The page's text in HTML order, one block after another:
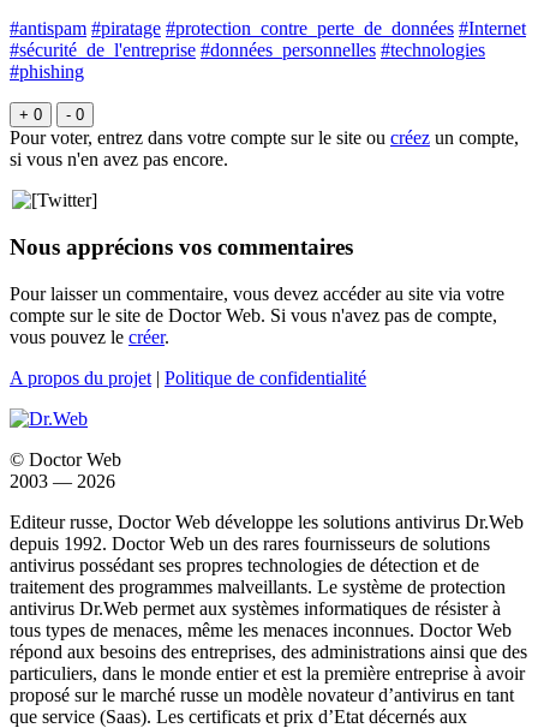
#antispam #piratage #protection_contre_perte_de_données #Internet
#sécurité_de_l'entreprise #données_personnelles #technologies
#phishing
+ 0 - 0
Pour voter, entrez dans votre compte sur le site ou créez un compte,
si vous n'en avez pas encore.
Nous apprécions vos commentaires
Pour laisser un commentaire, vous devez accéder au site via votre
compte sur le site de Doctor Web. Si vous n'avez pas de compte,
vous pouvez le créer.
A propos du projet | Politique de confidentialité
© Doctor Web
2003 — 2026
Editeur russe, Doctor Web développe les solutions antivirus Dr.Web
depuis 1992. Doctor Web un des rares fournisseurs de solutions
antivirus possédant ses propres technologies de détection et de
traitement des programmes malveillants. Le système de protection
antivirus Dr.Web permet aux systèmes informatiques de résister à
tous types de menaces, même les menaces inconnues. Doctor Web
répond aux besoins des entreprises, des administrations ainsi que des
particuliers, dans le monde entier et est la première entreprise à avoir
proposé sur le marché russe un modèle novateur d’antivirus en tant
que service (Saas). Les certificats et prix d’Etat décernés aux